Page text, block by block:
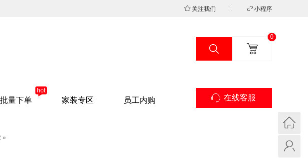
关注我们 小程序
0
量下单
hot
家装专区 员工内购 在线客服
»